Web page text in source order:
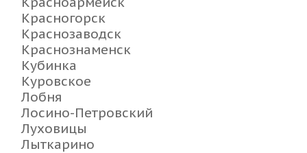
Красногорск
Краснозаводск
Краснознаменск
Кубинка
Куровское
Лобня
Лосино-Петровский
Луховицы
Лыткарино